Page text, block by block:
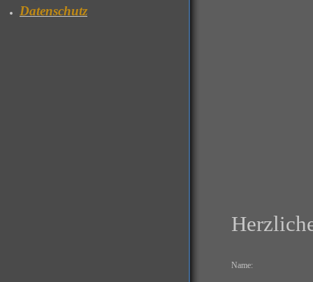
Datenschutz
Name: